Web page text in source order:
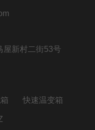
屋新村二街53号
快速温变箱